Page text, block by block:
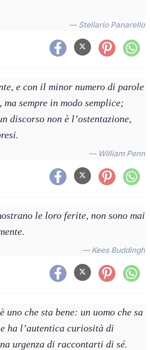
— Stellario Panarello
e con il minor numero di parole
sempre in modo semplice;
discorso non è l’ostentazione,
— William Penn
le loro ferite, non sono mai
— Kees Buddingh
uno che sta bene: un uomo che sa
ha l’autentica curiosità di
urgenza di raccontarti di sé.